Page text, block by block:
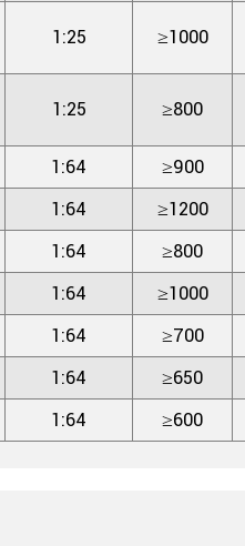
1:25 ≥1000
1:25 ≥800
1:64 ≥900
1:64 ≥1200
1:64 ≥800
1:64 ≥1000
1:64 ≥700
1:64 ≥650
1:64 ≥600